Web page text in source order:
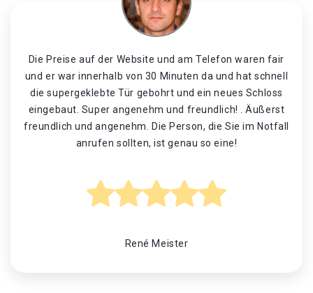
Die Preise auf der Website und am Telefon waren fair
und er war innerhalb von 30 Minuten da und hat schnell
die supergeklebte Tür gebohrt und ein neues Schloss
eingebaut. Super angenehm und freundlich! . Äußerst
freundlich und angenehm. Die Person, die Sie im Notfall
anrufen sollten, ist genau so eine!
René Meister